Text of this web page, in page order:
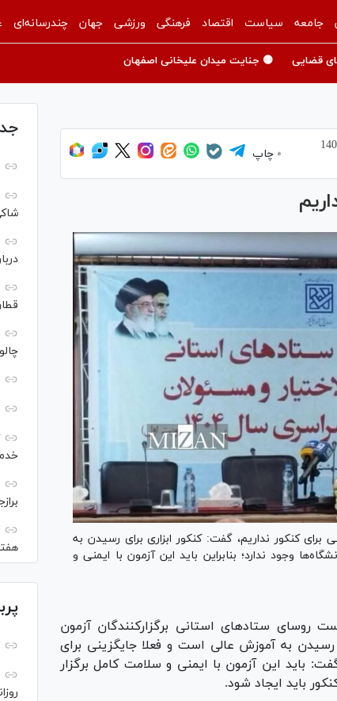
جامعه سیاست اقتصاد فرهنگی ورزشی جهان چندرسانه‌ای
قضایی 🟡 جنایت میدان علیخانی اصفهان
چاپ
برای کنکور نداریم، گفت: کنکور ابزاری برای رسیدن به
وجود ندارد؛ بنابراین باید این آزمون با ایمنی و
روسای ستاد‌های استانی برگزارکنندگان آزمون
کنکور ابزاری برای رسیدن به آموزش عالی است و فعلا جایگزینی برای
باید این آزمون با ایمنی و سلامت کامل برگزار
باید ایجاد شود.